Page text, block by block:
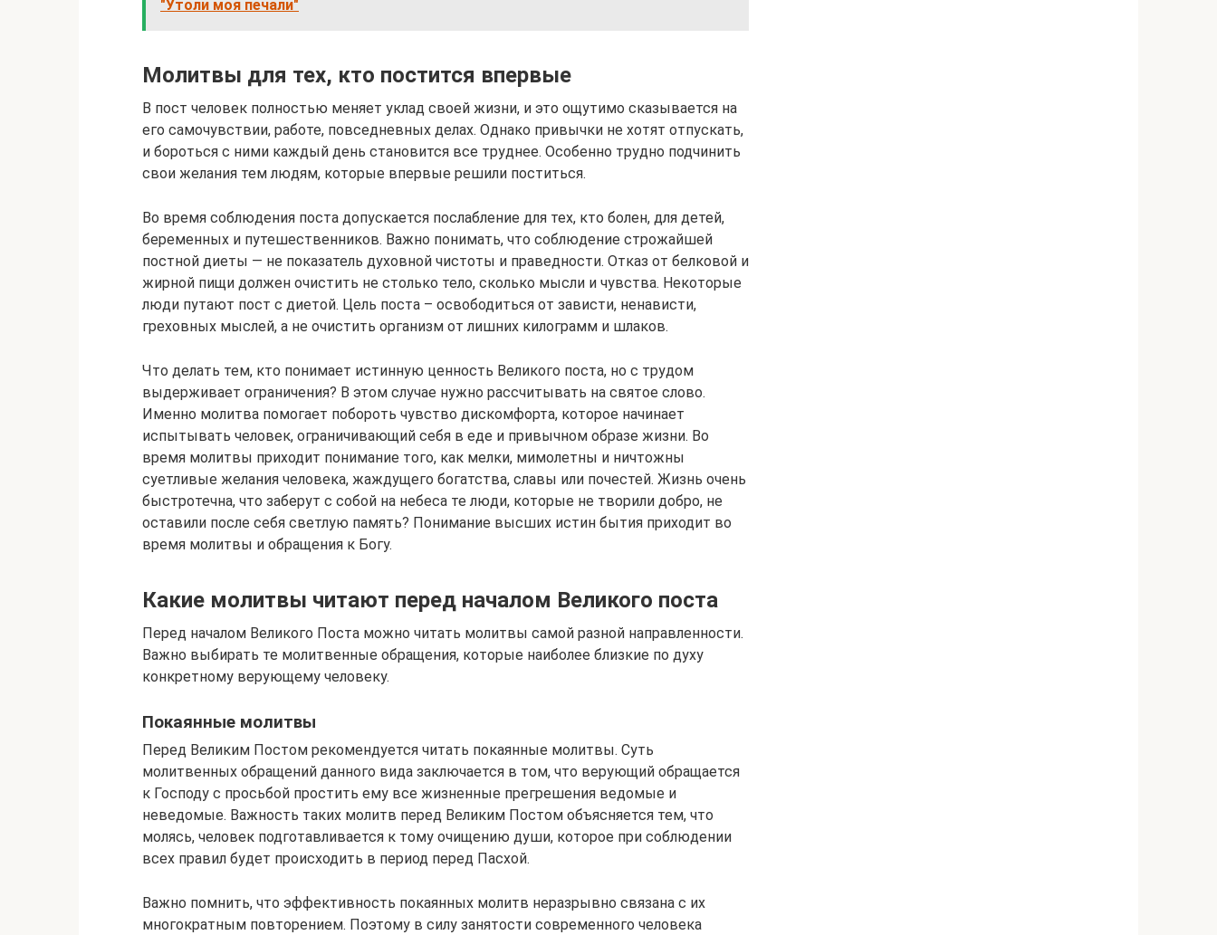
"Утоли моя печали"
Молитвы для тех, кто постится впервые
В пост человек полностью меняет уклад своей жизни, и это ощутимо сказывается на
его самочувствии, работе, повседневных делах. Однако привычки не хотят отпускать,
и бороться с ними каждый день становится все труднее. Особенно трудно подчинить
свои желания тем людям, которые впервые решили поститься.
Во время соблюдения поста допускается послабление для тех, кто болен, для детей,
беременных и путешественников. Важно понимать, что соблюдение строжайшей
постной диеты — не показатель духовной чистоты и праведности. Отказ от белковой и
жирной пищи должен очистить не столько тело, сколько мысли и чувства. Некоторые
люди путают пост с диетой. Цель поста – освободиться от зависти, ненависти,
греховных мыслей, а не очистить организм от лишних килограмм и шлаков.
Что делать тем, кто понимает истинную ценность Великого поста, но с трудом
выдерживает ограничения? В этом случае нужно рассчитывать на святое слово.
Именно молитва помогает побороть чувство дискомфорта, которое начинает
испытывать человек, ограничивающий себя в еде и привычном образе жизни. Во
время молитвы приходит понимание того, как мелки, мимолетны и ничтожны
суетливые желания человека, жаждущего богатства, славы или почестей. Жизнь очень
быстротечна, что заберут с собой на небеса те люди, которые не творили добро, не
оставили после себя светлую память? Понимание высших истин бытия приходит во
время молитвы и обращения к Богу.
Какие молитвы читают перед началом Великого поста
Перед началом Великого Поста можно читать молитвы самой разной направленности.
Важно выбирать те молитвенные обращения, которые наиболее близкие по духу
конкретному верующему человеку.
Покаянные молитвы
Перед Великим Постом рекомендуется читать покаянные молитвы. Суть
молитвенных обращений данного вида заключается в том, что верующий обращается
к Господу с просьбой простить ему все жизненные прегрешения ведомые и
неведомые. Важность таких молитв перед Великим Постом объясняется тем, что
молясь, человек подготавливается к тому очищению души, которое при соблюдении
всех правил будет происходить в период перед Пасхой.
Важно помнить, что эффективность покаянных молитв неразрывно связана с их
многократным повторением. Поэтому в силу занятости современного человека